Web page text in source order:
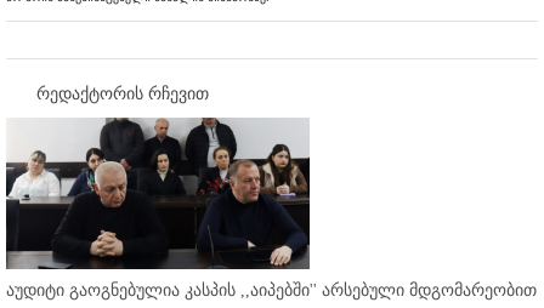
რედაქტორის რჩევით
აუდიტი გაოგნებულია კასპის ,,აიპებში'' არსებული მდგომარეობით